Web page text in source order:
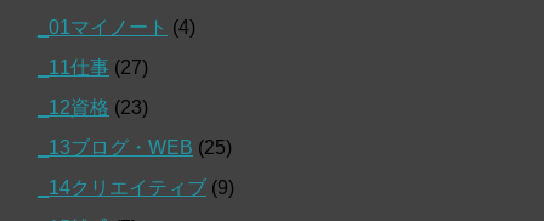
_01マイノート (4)
_11仕事 (27)
_12資格 (23)
_13ブログ・WEB (25)
_14クリエイティブ (9)